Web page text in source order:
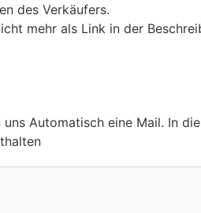
des Verkäufers.
mehr als Link in der
Automatisch eine Mail. In